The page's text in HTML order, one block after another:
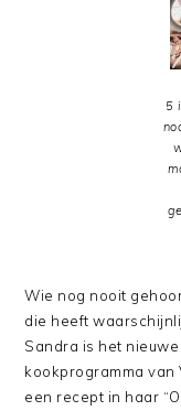
5
Wie nog nooit
die heeft
Sandra is het
kookprogramma van
een recept in haar